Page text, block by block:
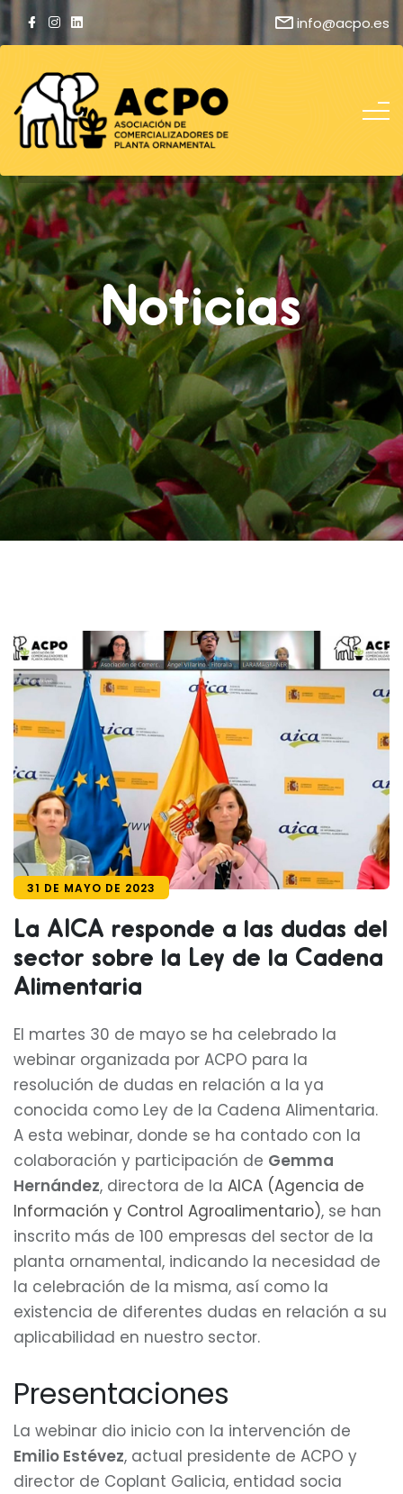
info@acpo.es
Noticias
31 DE MAYO DE 2023
La AICA responde a las dudas del
sector sobre la Ley de la Cadena
Alimentaria
El martes 30 de mayo se ha celebrado la
webinar organizada por ACPO para la
resolución de dudas en relación a la ya
conocida como Ley de la Cadena Alimentaria.
A esta webinar, donde se ha contado con la
colaboración y participación de Gemma
Hernández, directora de la AICA (Agencia de
Información y Control Agroalimentario), se han
inscrito más de 100 empresas del sector de la
planta ornamental, indicando la necesidad de
la celebración de la misma, así como la
existencia de diferentes dudas en relación a su
aplicabilidad en nuestro sector.
Presentaciones
La webinar dio inicio con la intervención de
Emilio Estévez, actual presidente de ACPO y
director de Coplant Galicia, entidad socia